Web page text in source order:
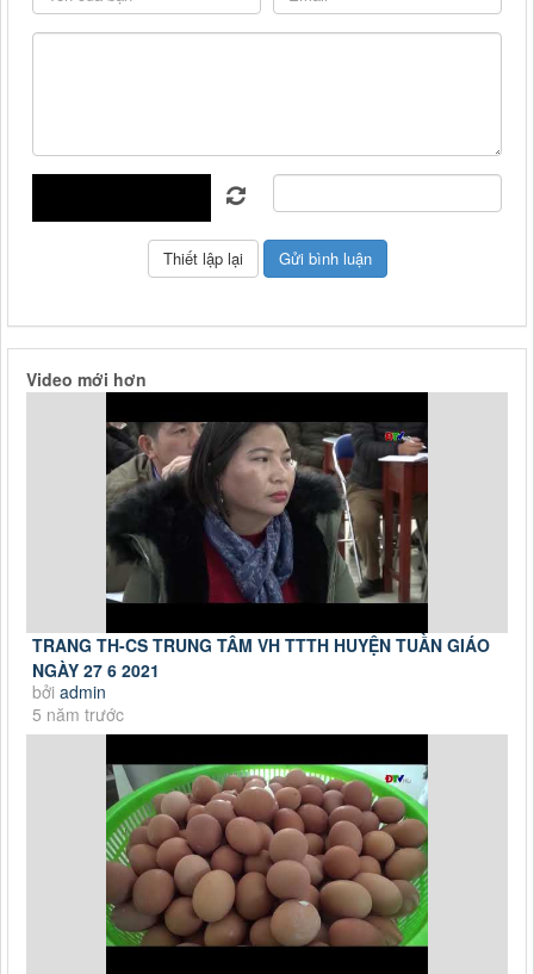
Video mới hơn
TRANG TH-CS TRUNG TÂM VH TTTH HUYỆN TUẦN GIÁO
NGÀY 27 6 2021
bởi admin
5 năm trước